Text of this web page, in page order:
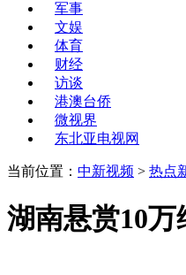
军事
文娱
体育
财经
访谈
港澳台侨
微视界
东北亚电视网
当前位置： 中新视频 > 热点
湖南悬赏10